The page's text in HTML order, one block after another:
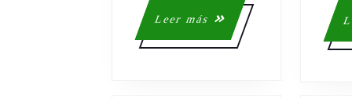
Leer más
Leer
más